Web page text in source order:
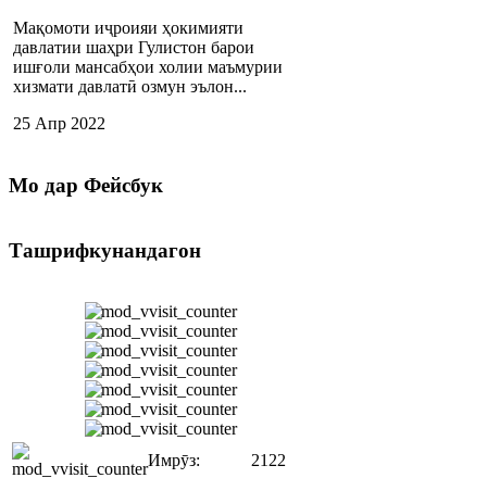
Мақомоти иҷроияи ҳокимияти
давлатии шаҳри Гулистон барои
ишғоли мансабҳои холии маъмурии
хизмати давлатӣ озмун эълон...
25 Апр 2022
Мо дар Фейсбук
Ташрифкунандагон
Имрӯз:
2122